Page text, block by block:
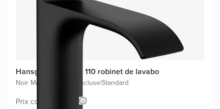
Hansgrohe Vivenis 110 robinet de lavabo
Noir Mat Bonde non incluse|Standard
Prix conseillé 314,-